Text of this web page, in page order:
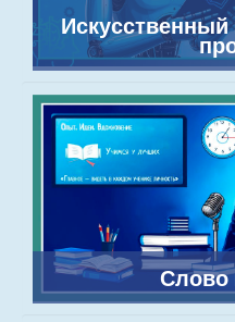
Искусственный
Слово